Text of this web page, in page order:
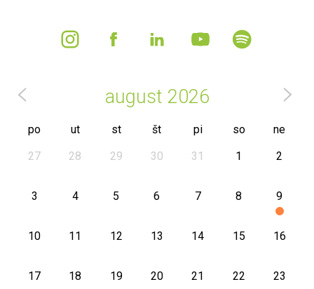
august 2026
po ut st št pi so
ne
27
28 29 30 31 1 2
3 4 5 6 7 8 9
10 11 12 13 14 15 16
17 18 19 20 21 22 23